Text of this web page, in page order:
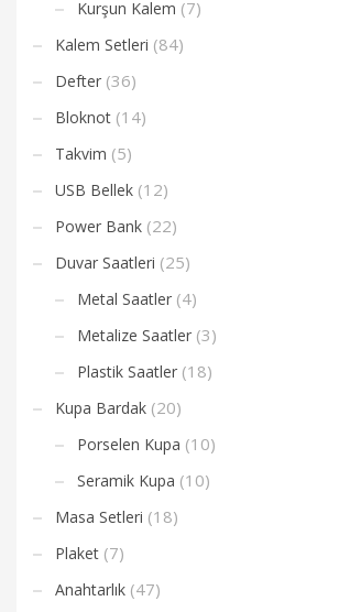
Kurşun Kalem (7)
Kalem Setleri (84)
Defter (36)
Bloknot (14)
Takvim (5)
USB Bellek (12)
Power Bank (22)
Duvar Saatleri (25)
Metal Saatler (4)
Metalize Saatler (3)
Plastik Saatler (18)
Kupa Bardak (20)
Porselen Kupa (10)
Seramik Kupa (10)
Masa Setleri (18)
Plaket (7)
Anahtarlık (47)